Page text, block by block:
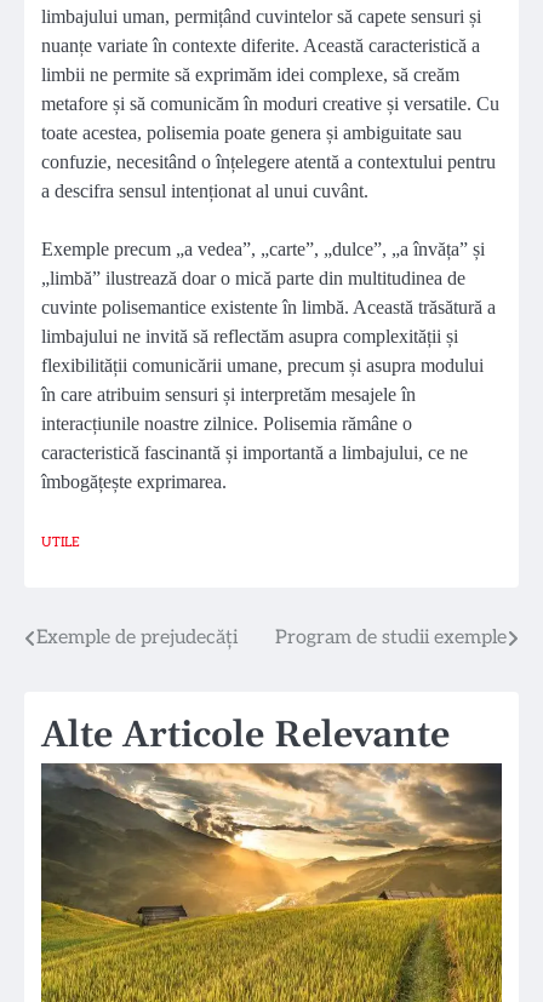
limbajului uman, permițând cuvintelor să capete sensuri și
nuanțe variate în contexte diferite. Această caracteristică a
limbii ne permite să exprimăm idei complexe, să creăm
metafore și să comunicăm în moduri creative și versatile. Cu
toate acestea, polisemia poate genera și ambiguitate sau
confuzie, necesitând o înțelegere atentă a contextului pentru
a descifra sensul intenționat al unui cuvânt.
Exemple precum „a vedea”, „carte”, „dulce”, „a învăța” și
„limbă” ilustrează doar o mică parte din multitudinea de
cuvinte polisemantice existente în limbă. Această trăsătură a
limbajului ne invită să reflectăm asupra complexității și
flexibilității comunicării umane, precum și asupra modului
în care atribuim sensuri și interpretăm mesajele în
interacțiunile noastre zilnice. Polisemia rămâne o
caracteristică fascinantă și importantă a limbajului, ce ne
îmbogățește exprimarea.
UTILE
Navigare
articole
Exemple de prejudecăți Program de studii exemple
Alte Articole Relevante